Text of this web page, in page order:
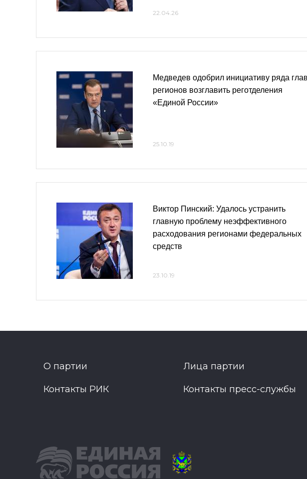
22.04.26
Медведев одобрил инициативу ряда глав
регионов возглавить реготделения
«Единой России»
25.10.19
Виктор Пинский: Удалось устранить
главную проблему неэффективного
расходования регионами федеральных
средств
23.10.19
О партии Лица партии
Контакты РИК Контакты пресс-службы